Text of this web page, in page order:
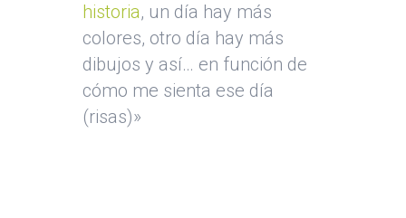
historia, un día hay más
colores, otro día hay más
dibujos y así… en función de
cómo me sienta ese día
(risas)»